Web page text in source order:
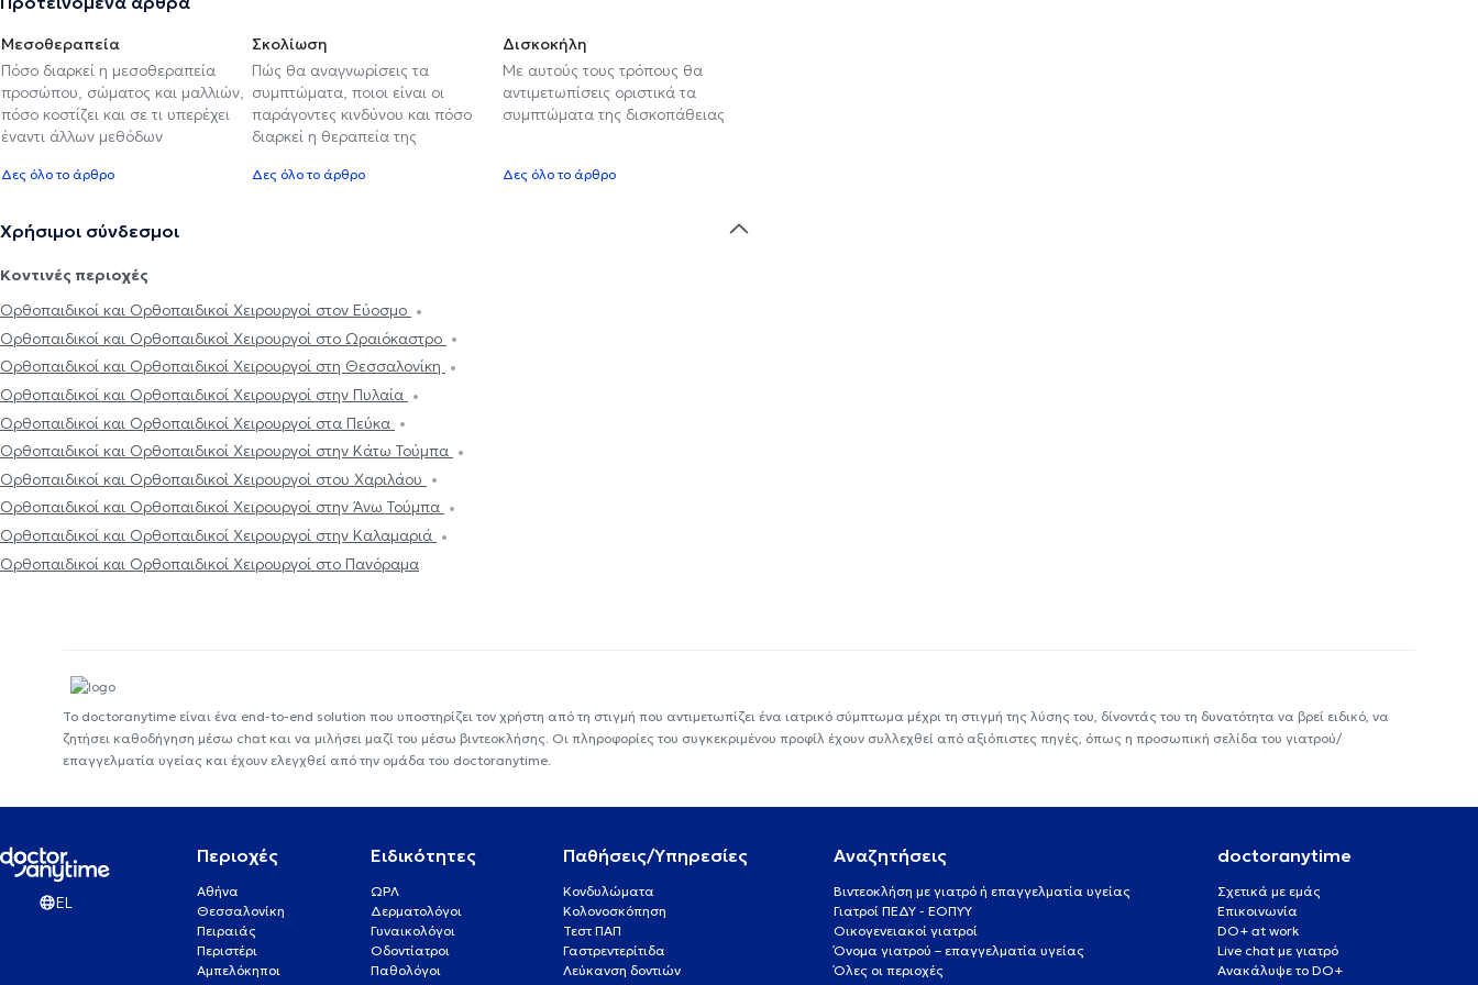
Μεσοθεραπεία
Πόσο διαρκεί η μεσοθεραπεία
προσώπου, σώματος και μαλλιών,
πόσο κοστίζει και σε τι υπερέχει
έναντι άλλων μεθόδων
Δες όλο το άρθρο
Σκολίωση
Πώς θα αναγνωρίσεις τα
συμπτώματα, ποιοι είναι οι
παράγοντες κινδύνου και πόσο
διαρκεί η θεραπεία της
Δες όλο το άρθρο
Δισκοκήλη
Με αυτούς τους τρόπους θα
αντιμετωπίσεις οριστικά τα
συμπτώματα της δισκοπάθειας
Δες όλο το άρθρο
Χρήσιμοι σύνδεσμοι
Κοντινές περιοχές
Ορθοπαιδικοί και Ορθοπαιδικοί Χειρουργοί στον Εύοσμο
Ορθοπαιδικοί και Ορθοπαιδικοί Χειρουργοί στο Ωραιόκαστρο
Ορθοπαιδικοί και Ορθοπαιδικοί Χειρουργοί στη Θεσσαλονίκη
Ορθοπαιδικοί και Ορθοπαιδικοί Χειρουργοί στην Πυλαία
Ορθοπαιδικοί και Ορθοπαιδικοί Χειρουργοί στα Πεύκα
Ορθοπαιδικοί και Ορθοπαιδικοί Χειρουργοί στην Κάτω Τούμπα
Ορθοπαιδικοί και Ορθοπαιδικοί Χειρουργοί στου Χαριλάου
Ορθοπαιδικοί και Ορθοπαιδικοί Χειρουργοί στην Άνω Τούμπα
Ορθοπαιδικοί και Ορθοπαιδικοί Χειρουργοί στην Καλαμαριά
Ορθοπαιδικοί και Ορθοπαιδικοί Χειρουργοί στο Πανόραμα
Το doctoranytime είναι ένα end-to-end solution που υποστηρίζει τον χρήστη από τη στιγμή που αντιμετωπίζει ένα ιατρικό σύμπτωμα μέχρι τη στιγμή της λύσης του, δίνοντάς του τη δυνατότητα να βρεί ειδικό, να
ζητήσει καθοδήγηση μέσω chat και να μιλήσει μαζί του μέσω βιντεοκλήσης. Οι πληροφορίες του συγκεκριμένου προφίλ έχουν συλλεχθεί από αξιόπιστες πηγές, όπως η προσωπική σελίδα του γιατρού/
επαγγελματία υγείας και έχουν ελεγχθεί από την ομάδα του doctoranytime.
EL
Περιοχές
Αθήνα
Θεσσαλονίκη
Πειραιάς
Περιστέρι
Αμπελόκηποι
Ειδικότητες
ΩΡΛ
Δερματολόγοι
Γυναικολόγοι
Οδοντίατροι
Παθολόγοι
Παθήσεις/Υπηρεσίες
Κονδυλώματα
Κολονοσκόπηση
Τεστ ΠΑΠ
Γαστρεντερίτιδα
Λεύκανση δοντιών
Αναζητήσεις
Βιντεοκλήση με γιατρό ή επαγγελματία υγείας
Γιατροί ΠΕΔΥ - ΕΟΠΥΥ
Οικογενειακοί γιατροί
Όνομα γιατρού – επαγγελματία υγείας
Όλες οι περιοχές
doctoranytime
Σχετικά με εμάς
Επικοινωνία
DO+ at work
Live chat με γιατρό
Ανακάλυψε το DO+